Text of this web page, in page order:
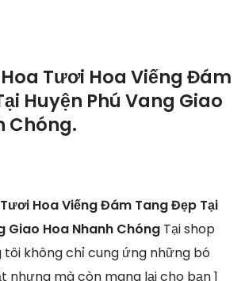
Tươi Hoa Viếng Đám
Huyện Phú Vang Giao
Chóng.
Hoa Viếng Đám Tang Đẹp Tại
Giao Hoa Nhanh Chóng Tại shop
tôi không chỉ cung ứng những bó
nhưng mà còn mang lại cho bạn 1